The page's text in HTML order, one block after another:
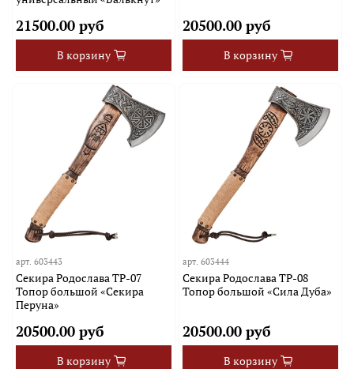
21500.00 руб
В корзину
20500.00 руб
В корзину
арт.603443
Секира Родослава TP-07
Топор большой «Секира
Перуна»
20500.00 руб
В корзину
арт. 603444
Секира Родослава TP-08
Топор большой «Сила Дуба»
20500.00 руб
В корзину